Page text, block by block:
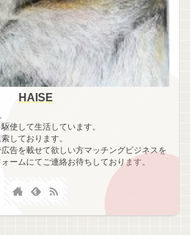
HAISE
使して生活しています。
しております。
告を載せて欲しい方マッチングビジネスを
ームにてご連絡お待ちしております。